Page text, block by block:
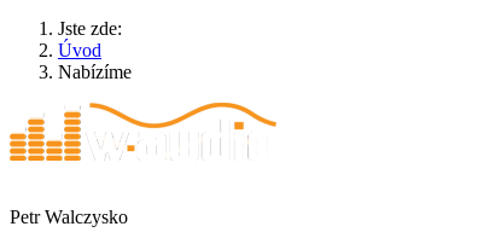
Jste zde:
Úvod
Nabízíme
Petr Walczysko